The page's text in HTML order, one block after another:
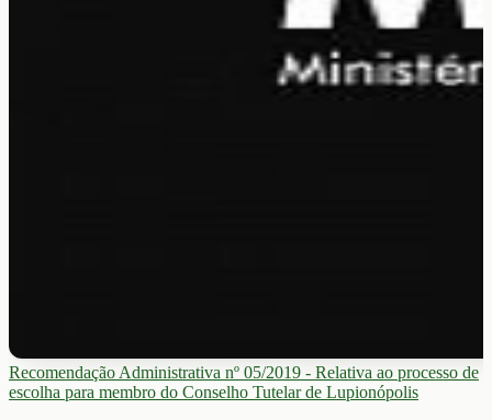
Recomendação Administrativa nº 05/2019 - Relativa ao processo de
escolha para membro do Conselho Tutelar de Lupionópolis